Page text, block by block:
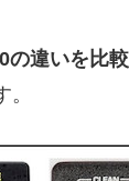
の違いを比較